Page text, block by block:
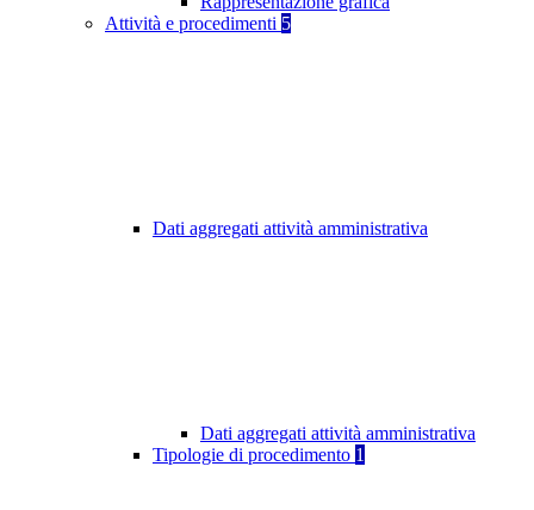
Attività e procedimenti 5
Dati aggregati attività amministrativa
Dati aggregati attività amministrativa
Tipologie di procedimento 1